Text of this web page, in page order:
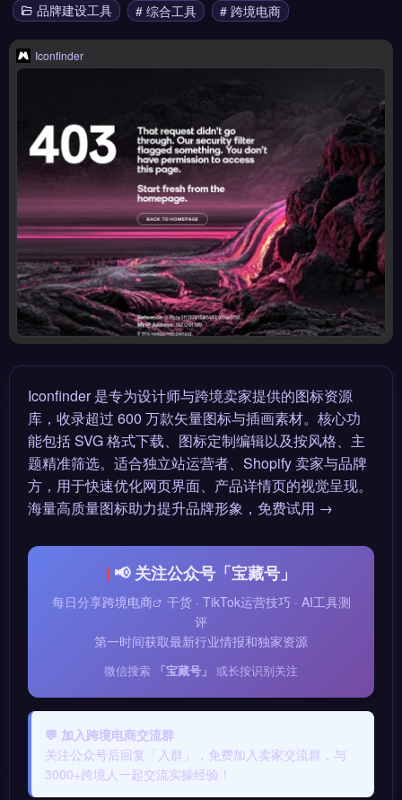
品牌建设工具 # 综合工具 # 跨境电商
Iconfinder
Iconfinder 是专为设计师与跨境卖家提供的图标资源
库，收录超过 600 万款矢量图标与插画素材。核心功
能包括 SVG 格式下载、图标定制编辑以及按风格、主
题精准筛选。适合独立站运营者、Shopify 卖家与品牌
方，用于快速优化网页界面、产品详情页的视觉呈现。
海量高质量图标助力提升品牌形象，免费试用 →
📢 关注公众号「宝藏号」
每日分享跨境电商
干货 · TikTok运营技巧 · AI工具测
评
第一时间获取最新行业情报和独家资源
微信搜索 「宝藏号」 或长按识别关注
💬 加入跨境电商交流群
关注公众号后回复「入群」，免费加入卖家交流群，与
3000+跨境人一起交流实操经验！